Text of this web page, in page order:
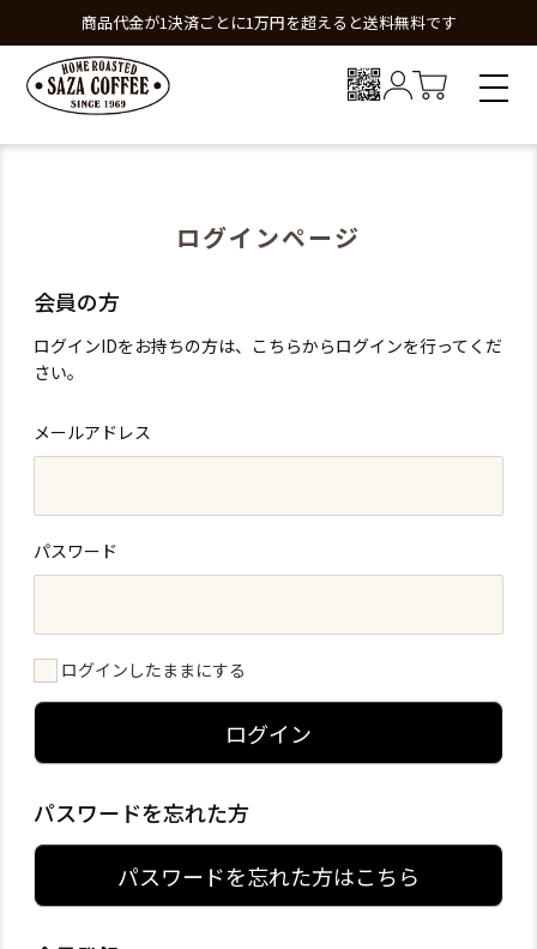
商品代金が1決済ごとに1万円を超えると送料無料です
ログインページ
会員の方
ログインIDをお持ちの方は、こちらからログインを行ってくだ
さい。
メールアドレス
パスワード
ログインしたままにする
ログイン
パスワードを忘れた方
パスワードを忘れた方はこちら